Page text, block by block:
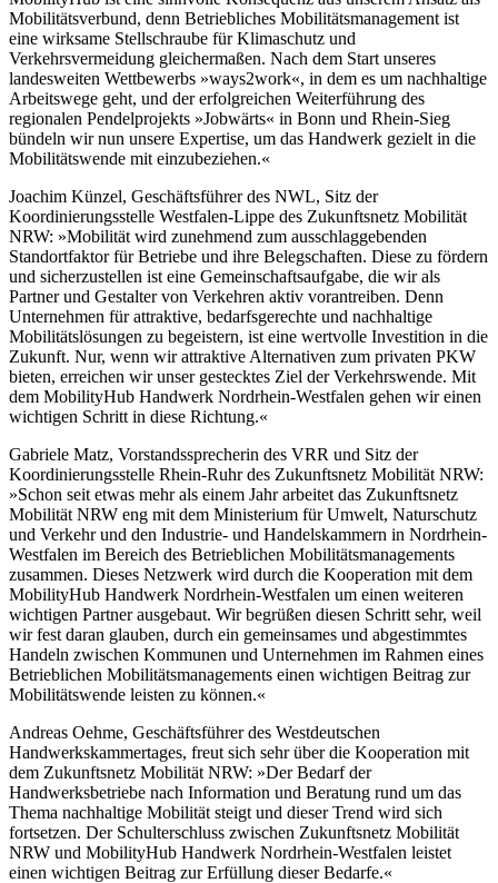
Mobilitätsverbund, denn Betriebliches Mobilitätsmanagement ist
eine wirksame Stellschraube für Klimaschutz und
Verkehrsvermeidung gleichermaßen. Nach dem Start unseres
landesweiten Wettbewerbs »ways2work«, in dem es um nachhaltige
Arbeitswege geht, und der erfolgreichen Weiterführung des
regionalen Pendelprojekts »Jobwärts« in Bonn und Rhein-Sieg
bündeln wir nun unsere Expertise, um das Handwerk gezielt in die
Mobilitätswende mit einzubeziehen.«
Joachim Künzel, Geschäftsführer des NWL, Sitz der
Koordinierungsstelle Westfalen-Lippe des Zukunftsnetz Mobilität
NRW: »Mobilität wird zunehmend zum ausschlaggebenden
Standortfaktor für Betriebe und ihre Belegschaften. Diese zu fördern
und sicherzustellen ist eine Gemeinschaftsaufgabe, die wir als
Partner und Gestalter von Verkehren aktiv vorantreiben. Denn
Unternehmen für attraktive, bedarfsgerechte und nachhaltige
Mobilitätslösungen zu begeistern, ist eine wertvolle Investition in die
Zukunft. Nur, wenn wir attraktive Alternativen zum privaten PKW
bieten, erreichen wir unser gestecktes Ziel der Verkehrswende. Mit
dem MobilityHub Handwerk Nordrhein-Westfalen gehen wir einen
wichtigen Schritt in diese Richtung.«
Gabriele Matz, Vorstandssprecherin des VRR und Sitz der
Koordinierungsstelle Rhein-Ruhr des Zukunftsnetz Mobilität NRW:
»Schon seit etwas mehr als einem Jahr arbeitet das Zukunftsnetz
Mobilität NRW eng mit dem Ministerium für Umwelt, Naturschutz
und Verkehr und den Industrie- und Handelskammern in Nordrhein-
Westfalen im Bereich des Betrieblichen Mobilitätsmanagements
zusammen. Dieses Netzwerk wird durch die Kooperation mit dem
MobilityHub Handwerk Nordrhein-Westfalen um einen weiteren
wichtigen Partner ausgebaut. Wir begrüßen diesen Schritt sehr, weil
wir fest daran glauben, durch ein gemeinsames und abgestimmtes
Handeln zwischen Kommunen und Unternehmen im Rahmen eines
Betrieblichen Mobilitätsmanagements einen wichtigen Beitrag zur
Mobilitätswende leisten zu können.«
Andreas Oehme, Geschäftsführer des Westdeutschen
Handwerkskammertages, freut sich sehr über die Kooperation mit
dem Zukunftsnetz Mobilität NRW: »Der Bedarf der
Handwerksbetriebe nach Information und Beratung rund um das
Thema nachhaltige Mobilität steigt und dieser Trend wird sich
fortsetzen. Der Schulterschluss zwischen Zukunftsnetz Mobilität
NRW und MobilityHub Handwerk Nordrhein-Westfalen leistet
einen wichtigen Beitrag zur Erfüllung dieser Bedarfe.«